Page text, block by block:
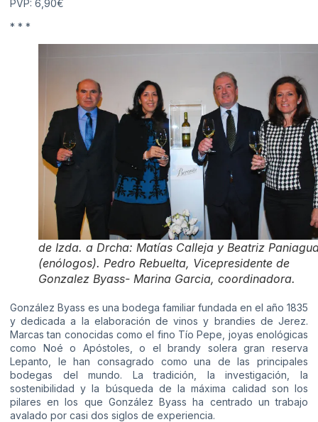
PVP: 6,90€
* * *
de Izda. a Drcha: Matías Calleja y Beatriz
(enólogos). Pedro Rebuelta, Vicepresidente de
Gonzalez Byass- Marina Garcia, coordinadora.
González Byass es una bodega familiar fundada en el año 1835
y dedicada a la elaboración de vinos y brandies de Jerez.
Marcas tan conocidas como el fino Tío Pepe, joyas enológicas
como Noé o Apóstoles, o el brandy solera gran reserva
Lepanto, le han consagrado como una de las principales
bodegas del mundo. La tradición, la investigación, la
sostenibilidad y la búsqueda de la máxima calidad son los
pilares en los que González Byass ha centrado un trabajo
avalado por casi dos siglos de experiencia.